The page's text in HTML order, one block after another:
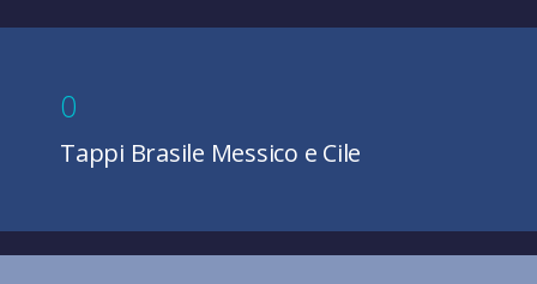
0
Tappi Brasile Messico e Cile